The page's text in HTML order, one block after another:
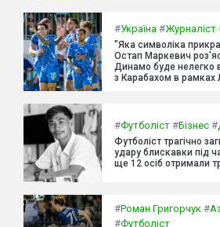
#Україна #Журналіст
"Яка символіка
Остап Маркевич
Динамо буде нелегко
з Карабахом в рамках
#Футболіст #Бізнес #
Футболіст трагічно
удару блискавки під
ще 12 осіб отримали
#Роман Григорчук #
#Футболіст